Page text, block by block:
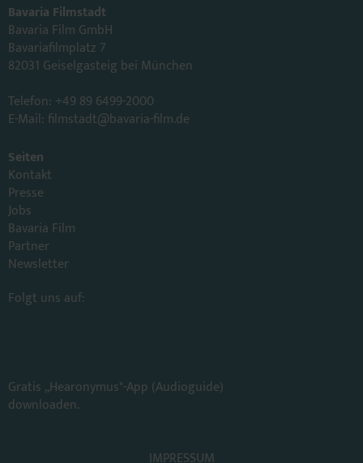
Bavaria Filmstadt
Bavaria Film GmbH
Bavariafilmplatz 7
82031 Geiselgasteig bei München
Telefon: +49 89 6499-2000
E-Mail: filmstadt@bavaria-film.de
Seiten
Kontakt
Presse
Jobs
Bavaria Film
Partner
Newsletter
Folgt uns auf:
Gratis „Hearonymus"-App (Audioguide)
downloaden.
IMPRESSUM